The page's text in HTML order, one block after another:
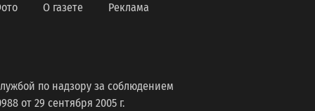
О газете Реклама
по надзору за соблюдением
от 29 сентября 2005 г.